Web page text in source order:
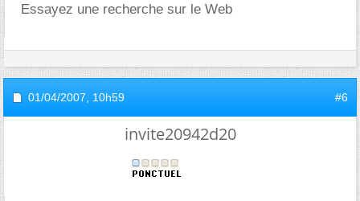
Essayez une recherche sur le Web
01/04/2007, 10h59 #6
invite20942d20